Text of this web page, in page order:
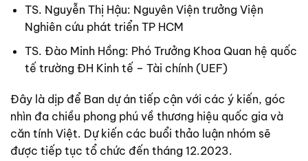
TS. Nguyễn Thị Hậu: Nguyên Viện trưởng Viện
Nghiên cứu phát triển TP HCM
TS. Đào Minh Hồng: Phó Trưởng Khoa Quan hệ quốc
tế trường ĐH Kinh tế – Tài chính (UEF)
Đây là dịp để Ban dự án tiếp cận với các ý kiến, góc
nhìn đa chiều phong phú về thương hiệu quốc gia và
căn tính Việt. Dự kiến các buổi thảo luận nhóm sẽ
được tiếp tục tổ chức đến tháng 12.2023.